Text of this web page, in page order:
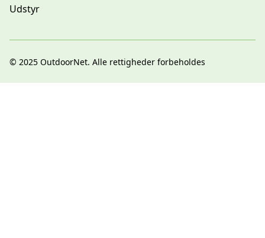
Udstyr
© 2025 OutdoorNet. Alle rettigheder forbeholdes